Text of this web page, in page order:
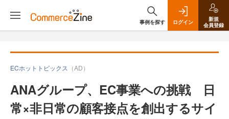
事例を探す ログイン
新規
会員登録
ECホットトピックス （AD）
ANAグループ、EC事業への挑戦 日
常×非日常の顧客接点を創出するサイ